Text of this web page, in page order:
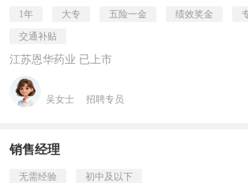
1年 大专 五险一金 绩效奖金
交通补贴
江苏恩华药业 已上市
吴女士 招聘专员
销售经理
无需经验 初中及以下